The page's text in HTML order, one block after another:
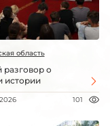
область
разговор о
истории
101